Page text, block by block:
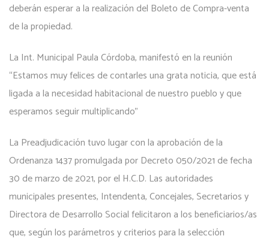
deberán esperar a la realización del Boleto de Compra-venta
de la propiedad.
La Int. Municipal Paula Córdoba, manifestó en la reunión
“Estamos muy felices de contarles una grata noticia, que está
ligada a la necesidad habitacional de nuestro pueblo y que
esperamos seguir multiplicando”
La Preadjudicación tuvo lugar con la aprobación de la
Ordenanza 1437 promulgada por Decreto 050/2021 de fecha
30 de marzo de 2021, por el H.C.D. Las autoridades
municipales presentes, Intendenta, Concejales, Secretarios y
Directora de Desarrollo Social felicitaron a los beneficiarios/as
que, según los parámetros y criterios para la selección